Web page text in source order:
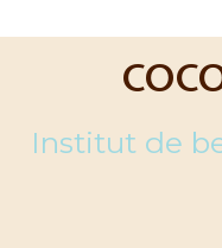
Institut de